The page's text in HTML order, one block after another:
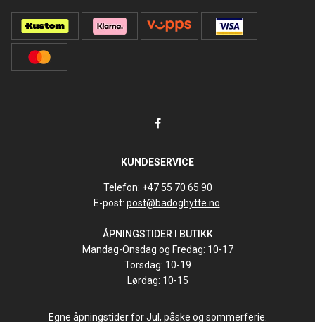
KUNDESERVICE
Telefon: +47 55 70 65 90
E-post: post@badoghytte.no
ÅPNINGSTIDER I BUTIKK
Mandag-Onsdag og Fredag: 10-17
Torsdag: 10-19
Lørdag: 10-15
Egne åpningstider for Jul, påske og sommerferie.